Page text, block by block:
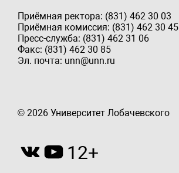
Приёмная ректора: (831) 462 30 03
Приёмная комиссия: (831) 462 30 45
Пресс-служба: (831) 462 31 06
Факс: (831) 462 30 85
Эл. почта: unn@unn.ru
© 2026 Университет Лобачевского
12+